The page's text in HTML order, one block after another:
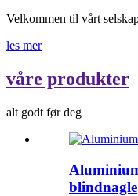
Velkommen til vårt
les mer
våre produkter
alt godt før deg
blindnagle